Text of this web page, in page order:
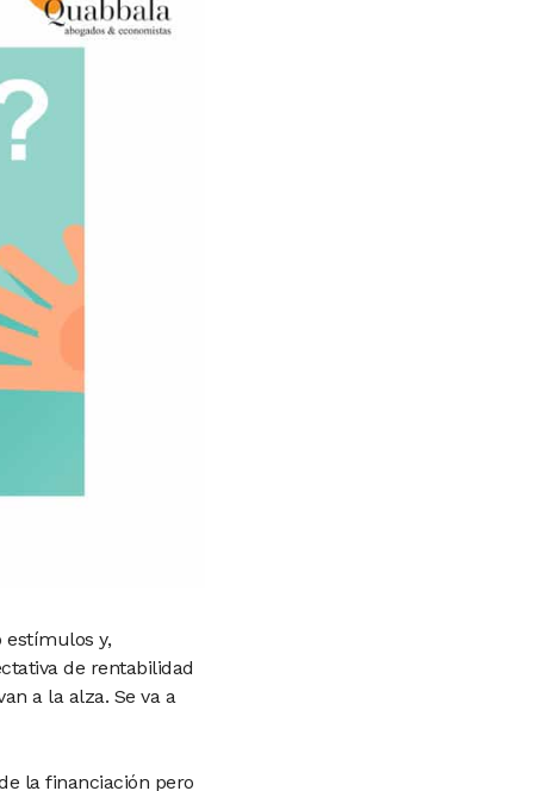
estímulos y,
de rentabilidad
a la alza. Se va a
la financiación pero